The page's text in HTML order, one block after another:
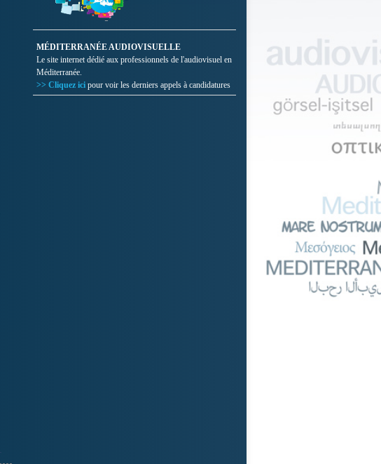
MÉDITERRANÉE AUDIOVISUELLE
Le site internet dédié aux professionnels de l'audiovisuel en
Méditerranée.
>> Cliquez ici pour voir les derniers appels à candidatures